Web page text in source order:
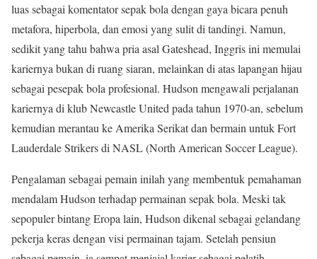
luas sebagai komentator sepak bola dengan gaya bicara penuh
metafora, hiperbola, dan emosi yang sulit di tandingi. Namun,
sedikit yang tahu bahwa pria asal Gateshead, Inggris ini memulai
kariernya bukan di ruang siaran, melainkan di atas lapangan hijau
sebagai pesepak bola profesional. Hudson mengawali perjalanan
kariernya di klub Newcastle United pada tahun 1970-an, sebelum
kemudian merantau ke Amerika Serikat dan bermain untuk Fort
Lauderdale Strikers di NASL (North American Soccer League).
Pengalaman sebagai pemain inilah yang membentuk pemahaman
mendalam Hudson terhadap permainan sepak bola. Meski tak
sepopuler bintang Eropa lain, Hudson dikenal sebagai gelandang
pekerja keras dengan visi permainan tajam. Setelah pensiun